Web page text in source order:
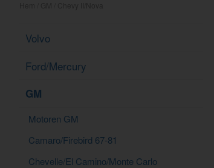
Volvo
Ford/Mercury
GM
Motoren GM
Camaro/Firebird 67-81
Chevelle/El Camino/Monte Carlo